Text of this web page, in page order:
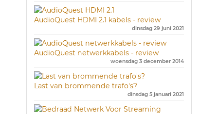
AudioQuest HDMI 2.1 kabels - review
dinsdag 29 juni 2021
AudioQuest netwerkkabels - review
woensdag 3 december 2014
Last van brommende trafo's?
dinsdag 5 januari 2021